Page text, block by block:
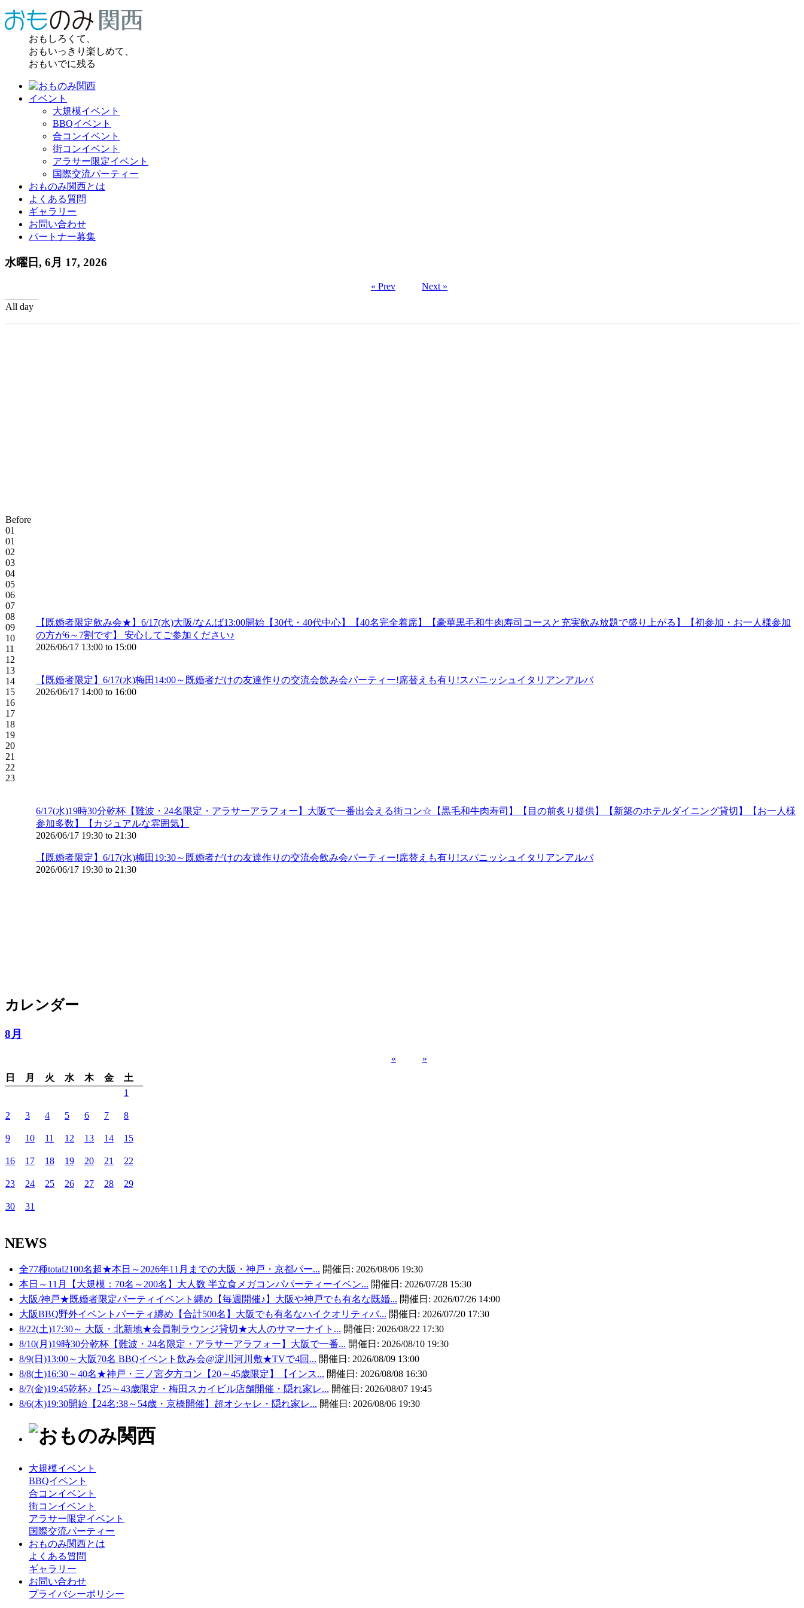
おもしろくて、
おもいっきり楽しめて、
おもいでに残る
イベント
大規模イベント
BBQイベント
合コンイベント
街コンイベント
アラサー限定イベント
国際交流パーティー
おものみ関西とは
よくある質問
ギャラリー
お問い合わせ
パートナー募集
水曜日, 6月 17, 2026
« Prev
Next »
All day
Before
01
01
02
03
04
05
06
07
08
09
10
11
12
13
14
15
16
17
18
19
20
21
22
23
【既婚者限定飲み会★】6/17(水)大阪/なんば13:00開始【30代・40代中心】【40名完全着席】【豪華黒毛和牛肉寿司コースと充実飲み放題で盛り上がる】【初参加・お一人様参加
の方が6～7割です】 安心してご参加ください♪
2026/06/17 13:00 to 15:00
【既婚者限定】6/17(水)梅田14:00～既婚者だけの友達作りの交流会飲み会パーティー!席替えも有り!スパニッシュイタリアンアルバ
2026/06/17 14:00 to 16:00
6/17(水)19時30分乾杯【難波・24名限定・アラサーアラフォー】大阪で一番出会える街コン☆【黒毛和牛肉寿司】【目の前炙り提供】【新築のホテルダイニング貸切】【お一人様
参加多数】【カジュアルな雰囲気】
2026/06/17 19:30 to 21:30
【既婚者限定】6/17(水)梅田19:30～既婚者だけの友達作りの交流会飲み会パーティー!席替えも有り!スパニッシュイタリアンアルバ
2026/06/17 19:30 to 21:30
カレンダー
8月
«
»
日
月 火 水 木 金
土
1
2 3 4 5 6 7 8
9 10 11 12 13 14 15
16 17 18 19 20 21 22
23 24 25 26 27 28 29
30 31
NEWS
全77種total2100名超★本日～2026年11月までの大阪・神戸・京都パー... 開催日: 2026/08/06 19:30
本日～11月【大規模：70名～200名】大人数 半立食メガコンパパーティーイベン... 開催日: 2026/07/28 15:30
大阪/神戸★既婚者限定パーティイベント纏め【毎週開催♪】大阪や神戸でも有名な既婚... 開催日: 2026/07/26 14:00
大阪BBQ野外イベントパーティ纏め【合計500名】大阪でも有名なハイクオリティバ... 開催日: 2026/07/20 17:30
8/22(土)17:30～ 大阪・北新地★会員制ラウンジ貸切★大人のサマーナイト... 開催日: 2026/08/22 17:30
8/10(月)19時30分乾杯【難波・24名限定・アラサーアラフォー】大阪で一番... 開催日: 2026/08/10 19:30
8/9(日)13:00～大阪70名 BBQイベント飲み会@淀川河川敷★TVで4回... 開催日: 2026/08/09 13:00
8/8(土)16:30～40名★神戸・三ノ宮夕方コン【20～45歳限定】【インス... 開催日: 2026/08/08 16:30
8/7(金)19:45乾杯♪【25～43歳限定・梅田スカイビル店舗開催・隠れ家レ... 開催日: 2026/08/07 19:45
8/6(木)19:30開始【24名:38～54歳・京橋開催】超オシャレ・隠れ家レ... 開催日: 2026/08/06 19:30
大規模イベント
BBQイベント
合コンイベント
街コンイベント
アラサー限定イベント
国際交流パーティー
おものみ関西とは
よくある質問
ギャラリー
お問い合わせ
プライバシーポリシー